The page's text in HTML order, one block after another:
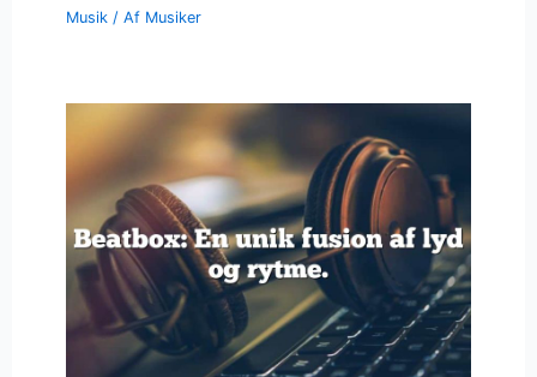
Musik / Af Musiker